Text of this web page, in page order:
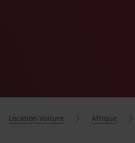
Location Voiture Afrique